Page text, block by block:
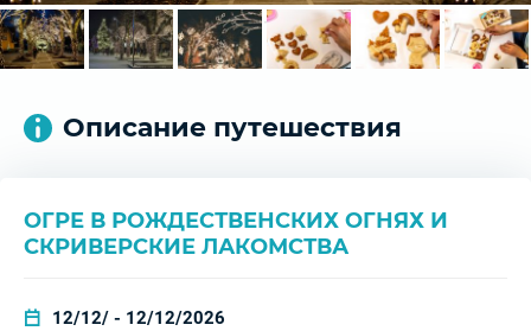
Описание путешествия
ОГРЕ В РОЖДЕСТВЕНСКИХ ОГНЯХ И
СКРИВЕРСКИЕ ЛАКОМСТВА
12/12/ - 12/12/2026